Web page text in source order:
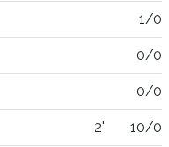
1/0
0/0
0/0
2" 10/0